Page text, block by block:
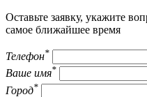
Оставьте заявку, укажите
самое ближайшее время
Телефон*
Ваше имя*
Город*